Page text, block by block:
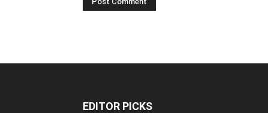
EDITOR PICKS